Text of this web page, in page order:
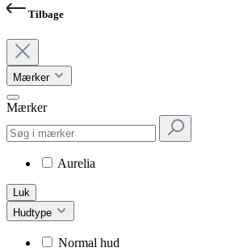
Tilbage
Mærker
Mærker
Aurelia
Luk
Hudtype
Normal hud